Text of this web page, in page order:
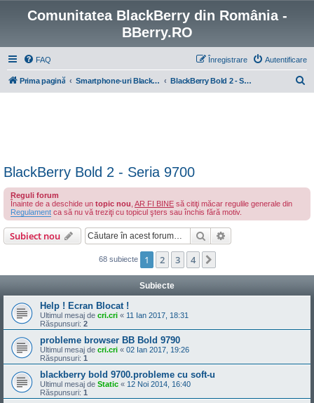
Comunitatea BlackBerry din România -
BBerry.RO
FAQ Autentificare
Înregistrare
Prima pagină Smartphone-uri BlackBerry cu OS 4-7 BlackBerry Bold 2 - Seria 9700
BlackBerry Bold 2 - Seria 9700
Reguli forum
Înainte de a deschide un topic nou AR FI BINE să citiţi măcar regulile generale din
Regulament ca să nu vă treziţi cu topicul şters sau închis fără motiv.
Subiect nou Căutare
68 subiecte 1 2 3 4
Subiecte
Help ! Ecran Blocat !
Ultimul mesaj de cri.cri « 11 Ian 2017, 18:31
Răspunsuri: 2
probleme browser BB Bold 9790
Ultimul mesaj de cri.cri « 02 Ian 2017, 19:26
Răspunsuri: 1
blackberry bold 9700.probleme cu soft-u
Ultimul mesaj de Static « 12 Noi 2014, 16:40
Răspunsuri: 1